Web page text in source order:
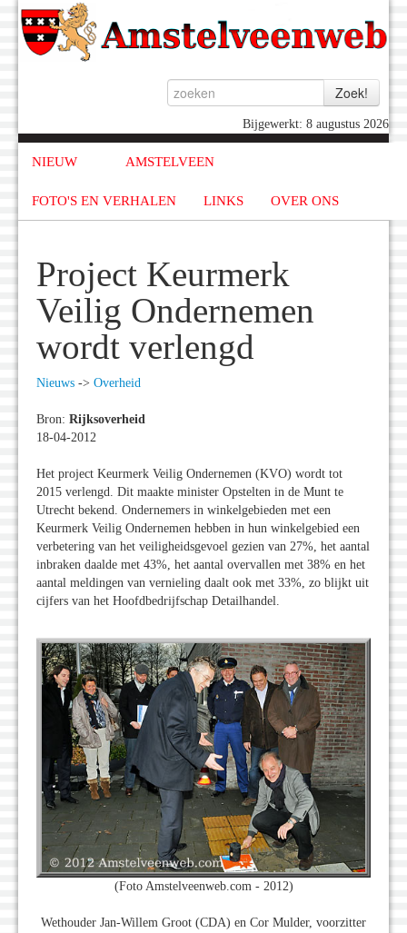
Bijgewerkt: 8 augustus 2026
NIEUW AMSTELVEEN
FOTO'S EN VERHALEN LINKS OVER ONS
Project Keurmerk
Veilig Ondernemen
wordt verlengd
Nieuws -> Overheid
Bron: Rijksoverheid
18-04-2012
Het project Keurmerk Veilig Ondernemen (KVO) wordt tot
2015 verlengd. Dit maakte minister Opstelten in de Munt te
Utrecht bekend. Ondernemers in winkelgebieden met een
Keurmerk Veilig Ondernemen hebben in hun winkelgebied een
verbetering van het veiligheidsgevoel gezien van 27%, het aantal
inbraken daalde met 43%, het aantal overvallen met 38% en het
aantal meldingen van vernieling daalt ook met 33%, zo blijkt uit
cijfers van het Hoofdbedrijfschap Detailhandel.
(Foto Amstelveenweb.com - 2012)
Wethouder Jan-Willem Groot (CDA) en Cor Mulder, voorzitter